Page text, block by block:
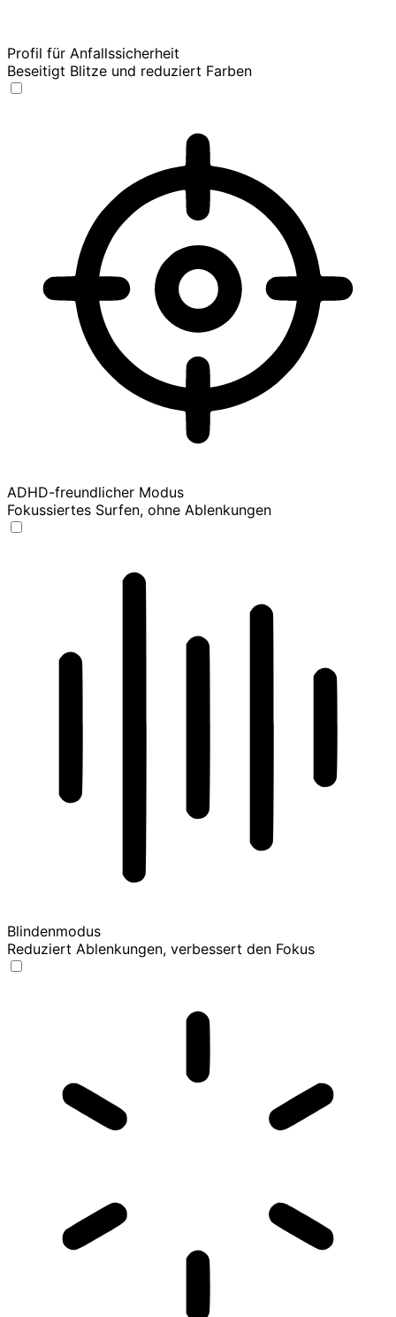
Profil für Anfallssicherheit
Beseitigt Blitze und reduziert Farben
ADHD-freundlicher Modus
Fokussiertes Surfen, ohne Ablenkungen
Blindenmodus
Reduziert Ablenkungen, verbessert den Fokus